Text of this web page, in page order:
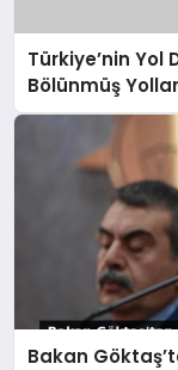
Türkiye’nin Yol
Bölünmüş
Bakan